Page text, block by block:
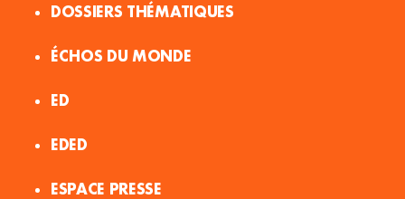
DOSSIERS THÉMATIQUES
ÉCHOS DU MONDE
ED
EDED
ESPACE PRESSE